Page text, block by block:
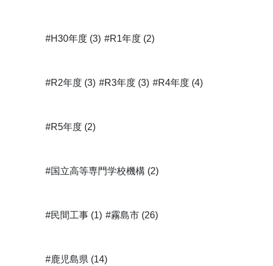
#H30年度 (3) #R1年度 (2)
#R2年度 (3) #R3年度 (3) #R4年度 (4)
#R5年度 (2)
#国立高等専門学校機構 (2)
#民間工事 (1) #霧島市 (26)
#鹿児島県 (14)